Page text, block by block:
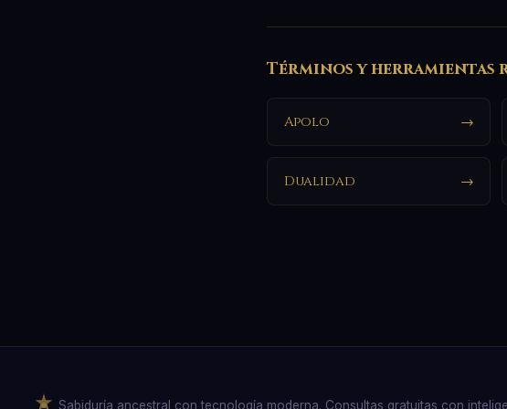
Términos y herramientas
Apolo →
Dualidad →
Sabiduría ancestral con tecnología moderna. Consultas gratuitas con